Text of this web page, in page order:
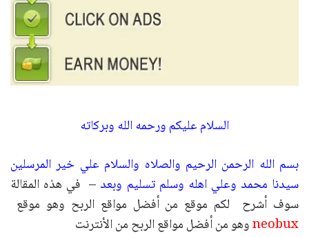
السلام عليكم ورحمه الله وبركاته
بسم الله الرحمن الرحيم والصلاه والسلام علي خير المرسلين
سيدنا محمد وعلي اهله وسلم تسليم وبعد – في هذه المقالة
سوف أشرح لكم موقع من أفضل مواقع الربح وهو موقع
neobuxوهو من أفضل مواقع الربح من الأنترنت